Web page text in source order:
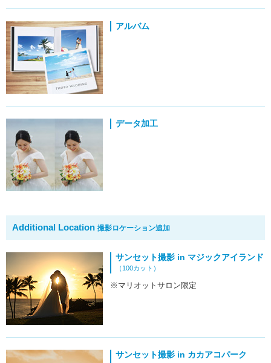
アルバム
データ加工
Additional Location 撮影ロケーション追加
サンセット撮影 in マジックアイランド
（100カット）
※マリオットサロン限定
サンセット撮影 in カカアコパーク